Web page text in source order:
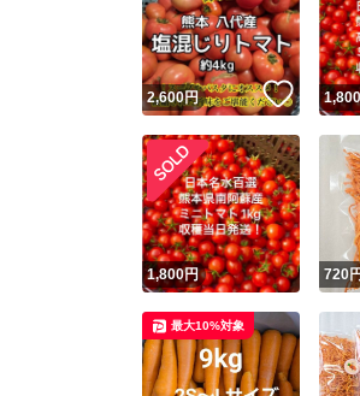
2,600円 いいね
1,800
1,800円 720
最大10%対象